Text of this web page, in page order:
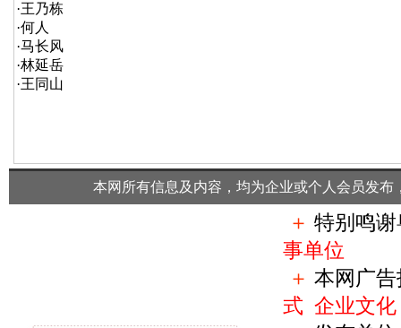
·王乃栋
·何人
·马长风
·林延岳
·王同山
本网所有信息及内容，均为企业或个人会员发
＋ 特别鸣
事单位
＋ 本网广
式 企业文化